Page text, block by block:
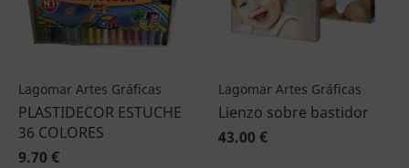
Lagomar Artes Gráficas
PLASTIDECOR ESTUCHE
36 COLORES
9.70 €
Lagomar Artes Gráficas
Lienzo sobre bastidor
43.00 €